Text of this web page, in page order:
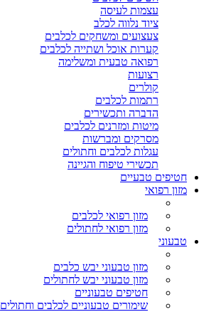
עצמות לעיסה
ציוד נלווה לכלב
צעצועים ומשחקים לכלבים
קערות אוכל ושתייה לכלבים
רפואה טבעית ומשלימה
רצועות
קולרים
רתמות לכלבים
הדברה ותכשירים
מיטות ומזרנים לכלבים
מסרקים ומברשות
עגלות לכלבים וחתולים
תכשירי טיפוח והגיינה
חטיפים טבעיים
מזון רפואי
מזון רפואי לכלבים
מזון רפואי לחתולים
טבעוני
מזון טבעוני יבש כלבים
מזון טבעוני יבש לחתולים
חטיפים טבעוניים
שימורים טבעוניים לכלבים וחתולים